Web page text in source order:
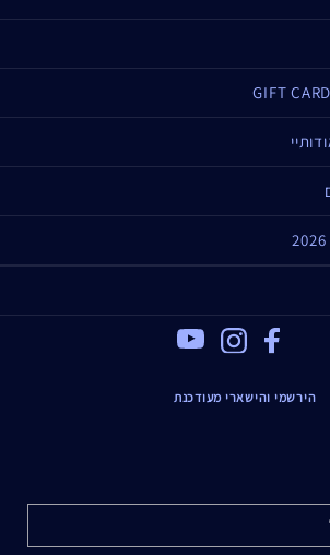
Facebook
הירשמי והישארי מעודכנת